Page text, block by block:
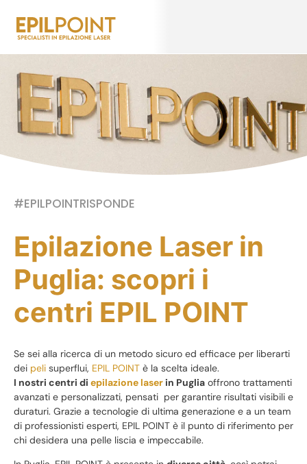
#EPILPOINTRISPONDE
Epilazione Laser in
Puglia: scopri i
centri EPIL POINT
Se sei alla ricerca di un metodo sicuro ed efficace per liberarti
dei peli superflui, EPIL POINT è la scelta ideale.
I nostri centri di epilazione laserin Puglia offrono trattamenti
avanzati e personalizzati, pensati per garantire risultati visibili e
duraturi. Grazie a tecnologie di ultima generazione e a un team
di professionisti esperti, EPIL POINT è il punto di riferimento per
chi desidera una pelle liscia e impeccabile.